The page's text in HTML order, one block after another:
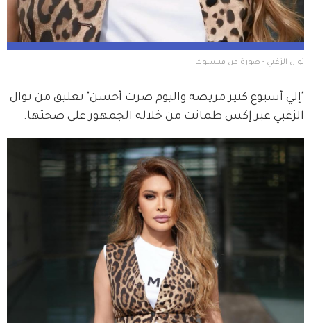
نوال الزغبي - صورة من فيسبوك
"إلي أسبوع كتير مريضة واليوم صرت أحسن" تعليق من نوال
الزغبي عبر إكس طمانت من خلاله الجمهور على صحتها.